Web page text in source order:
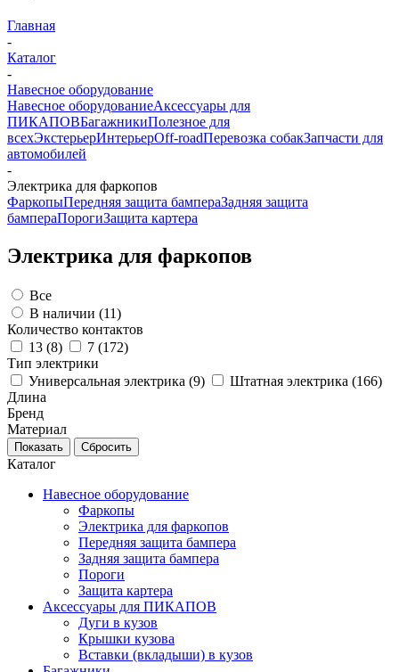
Главная
-
Каталог
-
Навесное оборудование
Навесное оборудованиеАксессуары для
ПИКАПОВБагажникиПолезное для
всехЭкстерьерИнтерьерOff-roadПеревозка собакЗапчасти для
автомобилей
-
Электрика для фаркопов
ФаркопыПередняя защита бампераЗадняя защита
бампераПорогиЗащита картера
Электрика для фаркопов
Все
В наличии (11)
Количество контактов
13 (8) 7 (172)
Тип электрики
Универсальная электрика (9) Штатная электрика (166)
Длина
Бренд
Материал
Каталог
Навесное оборудование
Фаркопы
Электрика для фаркопов
Передняя защита бампера
Задняя защита бампера
Пороги
Защита картера
Аксессуары для ПИКАПОВ
Дуги в кузов
Крышки кузова
Вставки (вкладыши) в кузов